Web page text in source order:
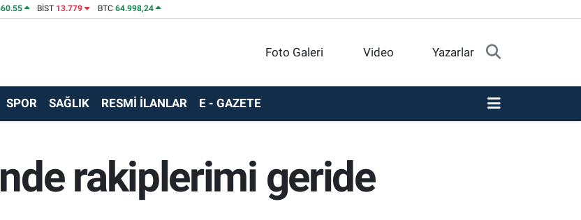
BİST 13.779 BTC 64.998,24
Foto Galeri Video Yazarlar
SPOR SAĞLIK RESMİ İLANLAR E - GAZETE
rakiplerimi geride